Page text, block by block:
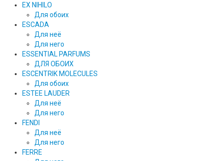
EX NIHILO
Для обоих
ESCADA
Для неё
Для него
ESSENTIAL PARFUMS
ДЛЯ ОБОИХ
ESCENTRIK MOLECULES
Для обоих
ESTEE LAUDER
Для неё
Для него
FENDI
Для неё
Для него
FERRE